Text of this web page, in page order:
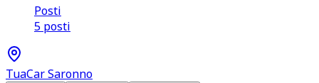
Posti
5 posti
TuaCar Saronno